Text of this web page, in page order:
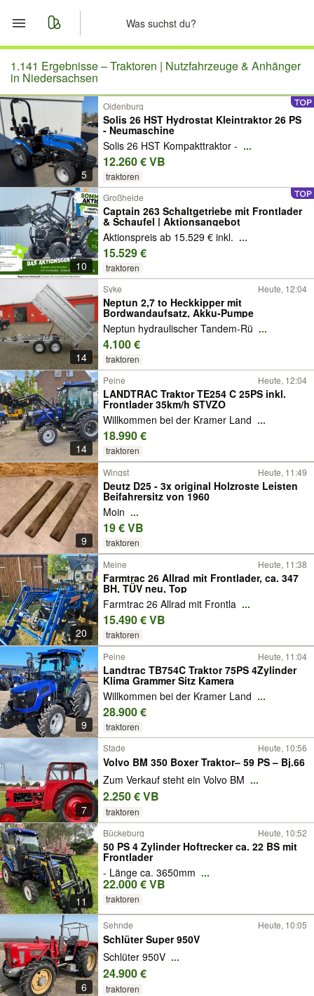
Start
Merkliste
Nachrichten
Anzeige aufgeben
1.141 Ergebnisse –Traktoren | Nutzfahrzeuge & Anhänger
in Niedersachsen
5
Oldenburg
Solis 26 HST Hydrostat Kleintraktor 26 PS
- Neumaschine
Solis 26 HST Kompakttraktor - ...
12.260 € VB
traktoren
10
Großheide
Captain 263 Schaltgetriebe mit Frontlader
& Schaufel | Aktionsangebot
Aktionspreis ab 15.529 € inkl. ...
15.529 €
traktoren
14
Syke Heute, 12:04
Neptun 2,7 to Heckkipper mit
Bordwandaufsatz, Akku-Pumpe
Neptun hydraulischer Tandem-Rü ...
4.100 €
traktoren
14
Peine Heute, 12:04
LANDTRAC Traktor TE254 C 25PS inkl.
Frontlader 35km/h STVZO
Willkommen bei der Kramer Land ...
18.990 €
traktoren
9
Wingst Heute, 11:49
Deutz D25 - 3x original Holzroste Leisten
Beifahrersitz von 1960
Moin ...
19 € VB
traktoren
20
Meine Heute, 11:38
Farmtrac 26 Allrad mit Frontlader, ca. 347
BH, TÜV neu, Top
Farmtrac 26 Allrad mit Frontla ...
15.490 € VB
traktoren
9
Peine Heute, 11:04
Landtrac TB754C Traktor 75PS 4Zylinder
Klima Grammer Sitz Kamera
Willkommen bei der Kramer Land ...
28.900 €
traktoren
7
Stade Heute, 10:56
Volvo BM 350 Boxer Traktor– 59 PS – Bj.66
Zum Verkauf steht ein Volvo BM ...
2.250 € VB
traktoren
11
Bückeburg Heute, 10:52
50 PS 4 Zylinder Hoftrecker ca. 22 BS mit
Frontlader
- Länge ca. 3650mm ...
22.000 € VB
traktoren
6
Sehnde Heute, 10:05
Schlüter Super 950V
Schlüter 950V ...
24.900 €
traktoren